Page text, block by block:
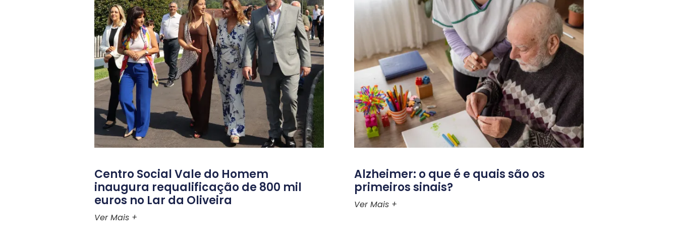
Centro Social Vale do Homem
inaugura requalificação de 800 mil
euros no Lar da Oliveira
Ver Mais +
Alzheimer: o que é e quais são os
primeiros sinais?
Ver Mais +